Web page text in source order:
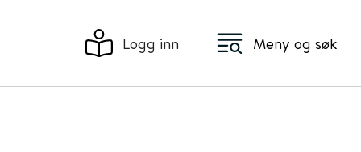
Logg inn Meny og søk